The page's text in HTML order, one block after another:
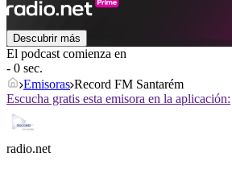
Descubrir más
El podcast comienza en
- 0 sec.
Emisoras Record FM Santarém
Escucha gratis esta emisora en la aplicación:
radio.net